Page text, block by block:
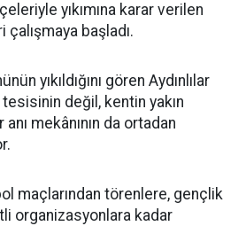
yıkımına karar verilen
başladı.
yıkıldığını gören Aydınlılar
değil, kentin yakın
mekânının da ortadan
maçlarından törenlere, gençlik
organizasyonlara kadar